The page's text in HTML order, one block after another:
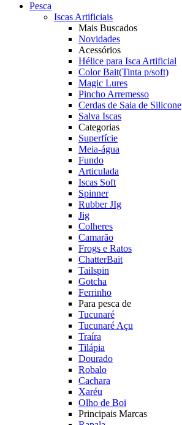
Pesca
Iscas Artificiais
Mais Buscados
Novidades
Acessórios
Hélice para Isca Artificial
Color Bait(Tinta p/soft)
Magic Lures
Pincho Arremesso
Cerdas de Saia de Silicone
Salva Iscas
Categorias
Superfície
Meia-água
Fundo
Articulada
Iscas Soft
Spinner
Rubber JIg
Jig
Colheres
Camarão
Frogs e Ratos
ChatterBait
Tailspin
Gotcha
Ferrinho
Para pesca de
Tucunaré
Tucunaré Açu
Traíra
Tilápia
Dourado
Robalo
Cachara
Xaréu
Olho de Boi
Principais Marcas